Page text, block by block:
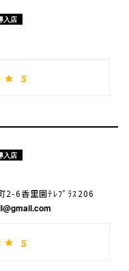
入店
5
入店
2-6香里園ﾃﾚﾌﾟﾗｽ206
5